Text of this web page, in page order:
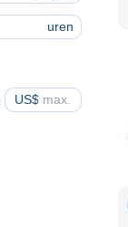
uren
US$